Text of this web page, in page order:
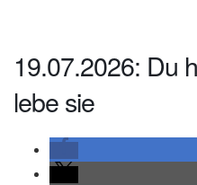
19.07.2026: Du
lebe sie